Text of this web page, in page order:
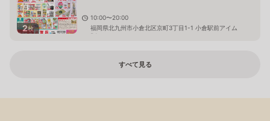
2枚
10:00〜20:00
福岡県北九州市小倉北区京町3丁目1-1 小倉駅前アイム
B1
すべて見る